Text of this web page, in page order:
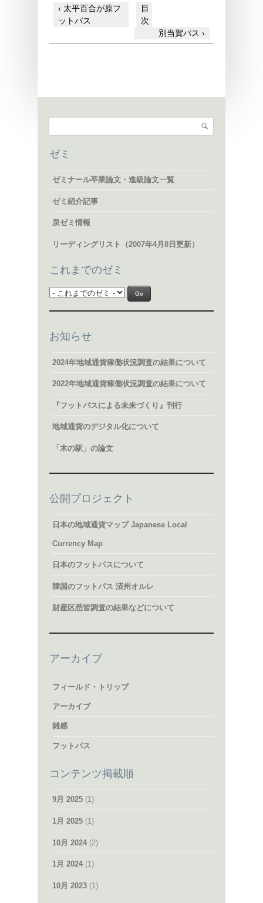
‹ 太平百合が原フ
ットパス
目
次
別当賀パス ›
検索
ゼミ
ゼミナール卒業論文・進級論文一覧
ゼミ紹介記事
泉ゼミ情報
リーディングリスト（2007年4月8日更新）
これまでのゼミ
お知らせ
2024年地域通貨稼働状況調査の結果について
2022年地域通貨稼働状況調査の結果について
『フットパスによる未来づくり』刊行
地域通貨のデジタル化について
「木の駅」の論文
公開プロジェクト
日本の地域通貨マップ Japanese Local
Currency Map
日本のフットパスについて
韓国のフットパス 済州オルレ
財産区悉皆調査の結果などについて
アーカイブ
フィールド・トリップ
アーカイブ
雑感
フットパス
コンテンツ掲載順
9月 2025 (1)
1月 2025 (1)
10月 2024 (2)
1月 2024 (1)
10月 2023 (1)